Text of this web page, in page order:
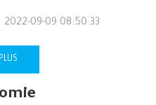
2022-09-09 08:50:33